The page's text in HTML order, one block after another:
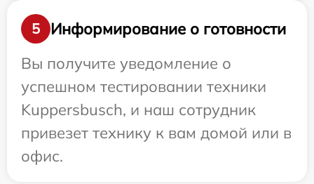
5
Информирование о готовности
Вы получите уведомление о
успешном тестировании техники
Kuppersbusch, и наш сотрудник
привезет технику к вам домой или в
офис.